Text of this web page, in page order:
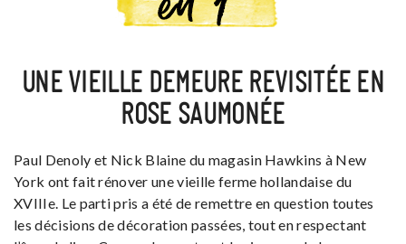
UNE VIEILLE DEMEURE REVISITÉE EN
ROSE SAUMONÉE
Paul Denoly et Nick Blaine du magasin Hawkins à New
York ont fait rénover une vieille ferme hollandaise du
XVIIIe. Le parti pris a été de remettre en question toutes
les décisions de décoration passées, tout en respectant